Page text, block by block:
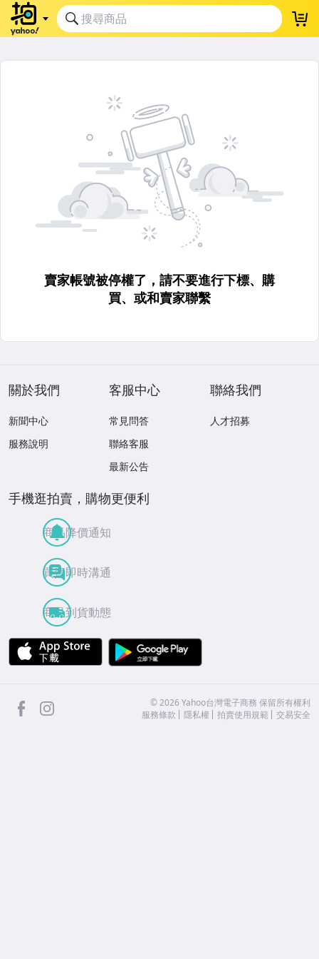
賣家帳號被停權了，請不要進行下標、購
買、或和賣家聯繫
關於我們
新聞中心
服務說明
客服中心
常見問答
聯絡客服
最新公告
聯絡我們
人才招募
手機逛拍賣，購物更便利
商品降價通知
買賣即時溝通
商品到貨動態
APP Store
facebook ©2026 Yahoo台灣電子商務 保留所有權利
服務條款
隱私權 拍賣使用規範 交易安全